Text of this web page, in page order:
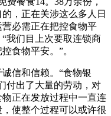
，正在关涉这么多人日
必需正在把控食物平
我们目上次要取连锁商
食物平安。”。
信和信赖。“食物银
付出了大量的劳动，对
正在发放过程中一直连
使整个过程可以或许很